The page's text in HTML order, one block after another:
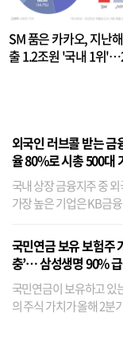
SM 품은 카카오, 지난
출 1.2조원 '국내 1위
외국인 러브콜 받는
율 80%로 시총 500대
국내 상장 금융지주 중
가장 높은 기업은 KB금
융이었다. 특히 KB금융
기관투자자 지분율이...
국민연금 보유 보험주
충’… 삼성생명 90%
국민연금이 보유하고 있
의 주식 가치가 올해 2분